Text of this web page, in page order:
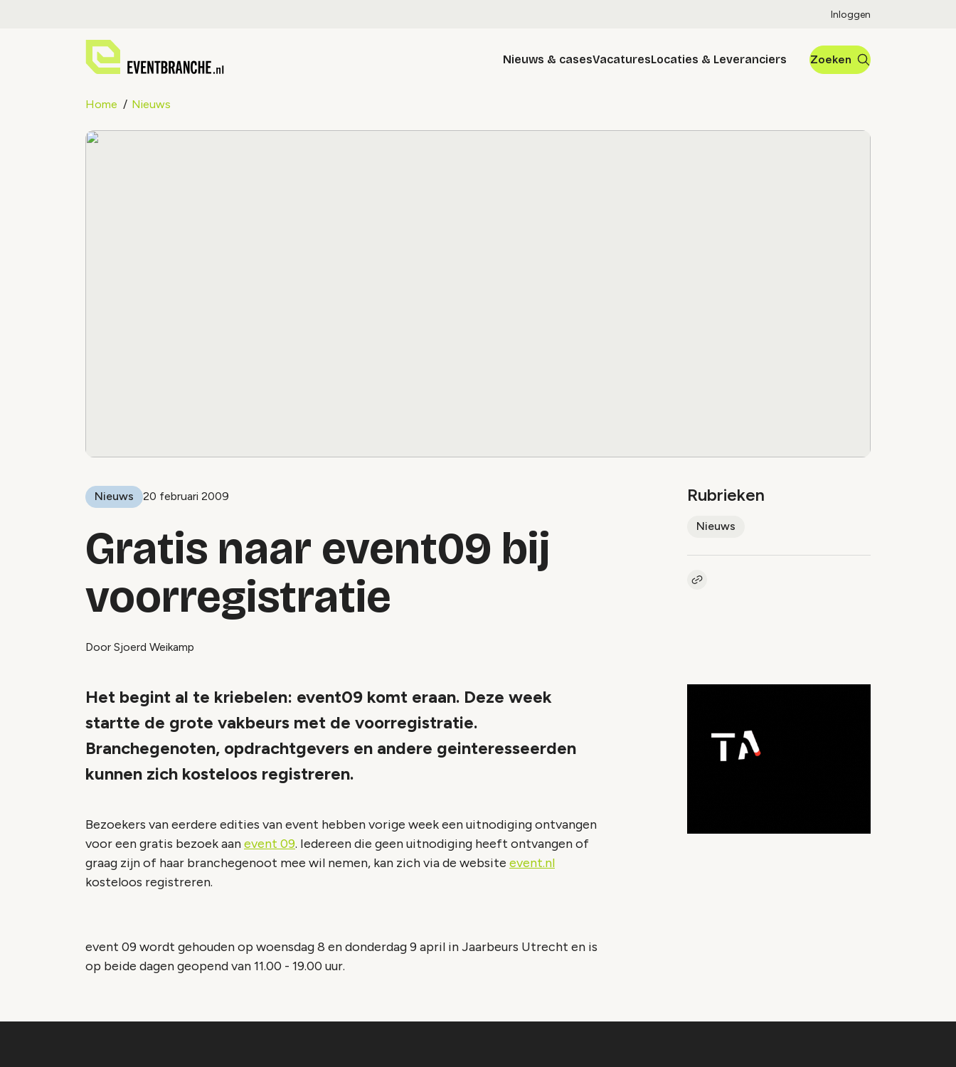
Inloggen
Nieuws & casesVacaturesLocaties & Leveranciers Zoeken
Home Nieuws
Nieuws 20 februari 2009
Gratis naar event09 bij
voorregistratie
Door Sjoerd Weikamp
Rubrieken
Nieuws
Kopieer link naar artikel
Het begint al te kriebelen: event09 komt eraan. Deze week
startte de grote vakbeurs met de voorregistratie.
Branchegenoten, opdrachtgevers en andere geinteresseerden
kunnen zich kosteloos registreren.
Bezoekers van eerdere edities vanevent hebben vorige week een uitnodiging ontvangen
voor een gratis bezoek aanevent 09. Iedereen die geen uitnodiging heeft ontvangen of
graag zijn of haar branchegenoot mee wil nemen, kan zich via de website event.nl
kosteloos registreren.
event 09 wordt gehouden op woensdag 8 en donderdag 9 april in Jaarbeurs Utrecht en is
op beide dagen geopend van 11.00 - 19.00 uur.